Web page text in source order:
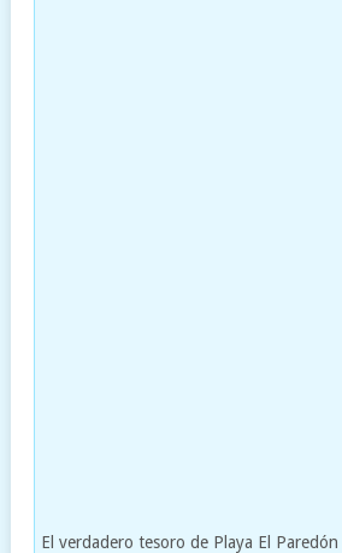
El verdadero tesoro de Playa El Paredón